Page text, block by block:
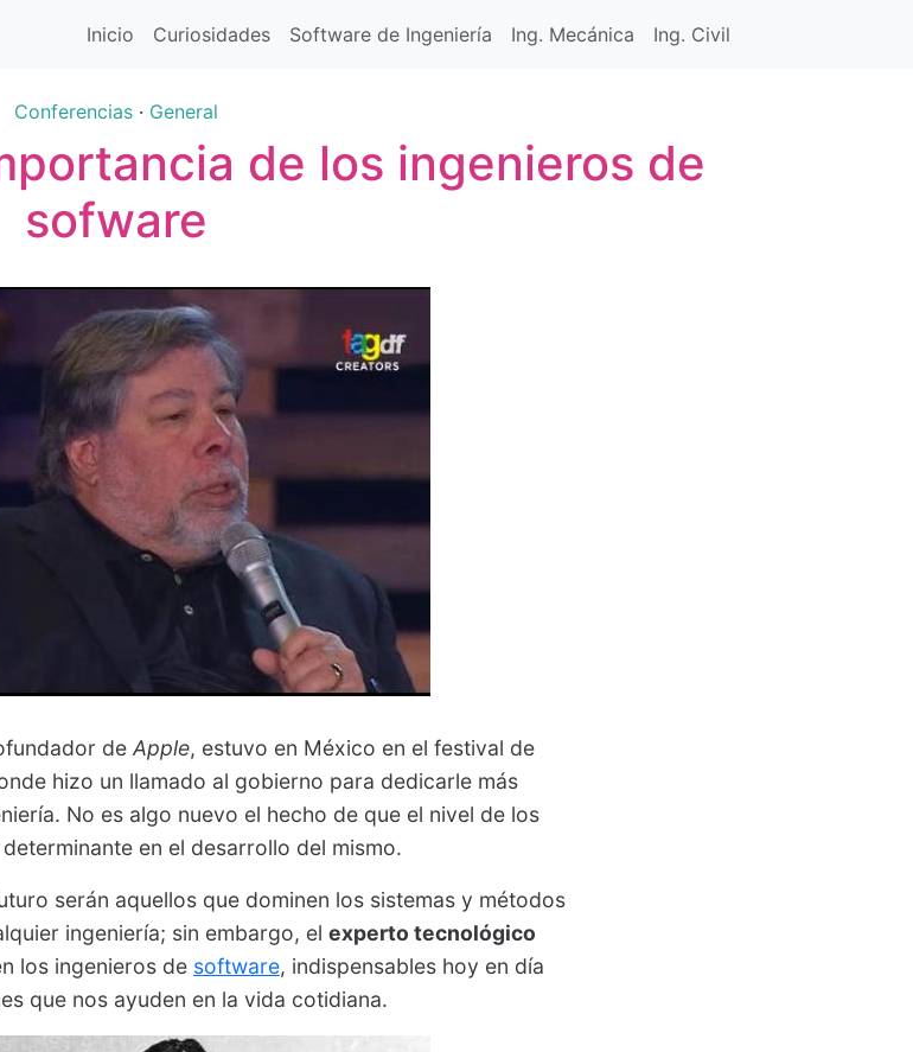
Inicio Curiosidades Software de Ingeniería Ing. Mecánica Ing. Civil
Conferencias · General
de los ingenieros de
sofware
de Apple, estuvo en México en el festival de
hizo un llamado al gobierno para dedicarle más
No es algo nuevo el hecho de que el nivel de los
en el desarrollo del mismo.
serán aquellos que dominen los sistemas y métodos
ingeniería; sin embargo, el experto tecnológico
los ingenieros de software, indispensables hoy en día
que nos ayuden en la vida cotidiana.